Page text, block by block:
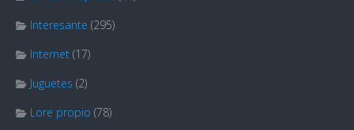
Interesante (295)
Internet (17)
Juguetes (2)
Lore propio (78)